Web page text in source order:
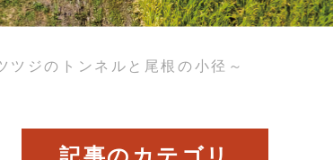
トンネルと尾根の小径～